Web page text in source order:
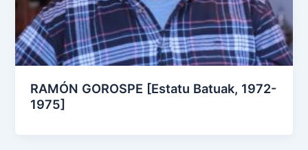
RAMÓN GOROSPE [Estatu Batuak, 1972-
1975]